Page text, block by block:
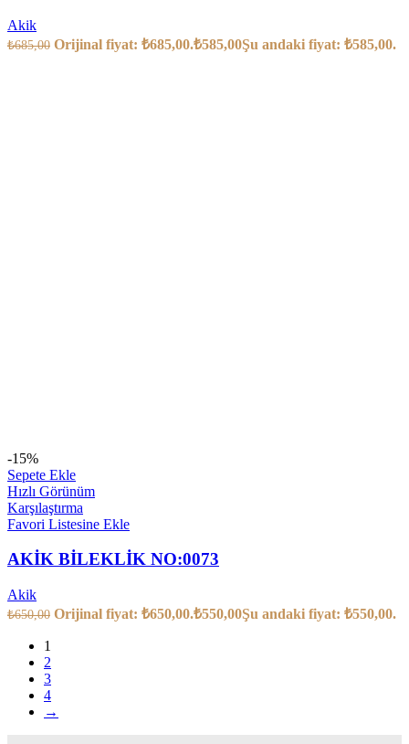
Akik
₺685,00 Orijinal fiyat: ₺685,00.₺585,00Şu andaki fiyat: ₺585,00.
-15%
Sepete Ekle
Hızlı Görünüm
Karşılaştırma
Favori Listesine Ekle
AKİK BİLEKLİK NO:0073
Akik
₺650,00 Orijinal fiyat: ₺650,00.₺550,00Şu andaki fiyat: ₺550,00.
1
2
3
4
→